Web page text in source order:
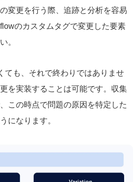
変更を行う際、追跡と分析を容易
のカスタムタグで変更した要素
。
ても、それで終わりではありませ
を実装することは可能です。収集
この時点で問題の原因を特定した
になります。